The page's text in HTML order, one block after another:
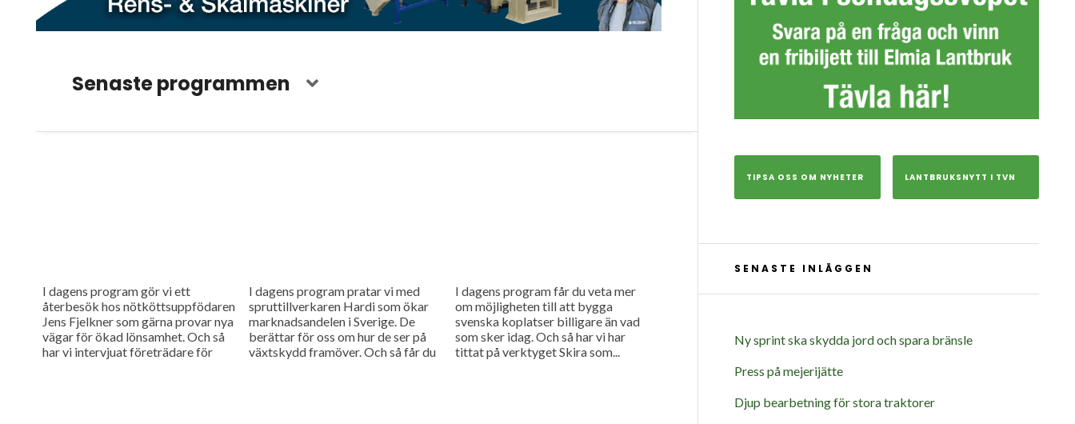
Senaste programmen
I dagens program gör vi ett
återbesök hos nötköttsuppfödaren
Jens Fjelkner som gärna provar nya
vägar för ökad lönsamhet. Och så
har vi intervjuat företrädare för
I dagens program pratar vi med
spruttillverkaren Hardi som ökar
marknadsandelen i Sverige. De
berättar för oss om hur de ser på
växtskydd framöver. Och så får du
I dagens program får du veta mer
om möjligheten till att bygga
svenska koplatser billigare än vad
som sker idag. Och så har vi har
tittat på verktyget Skira som...
TIPSA OSS OM NYHETER LANTBRUKSNYTT I TVN
SENASTE INLÄGGEN
Ny sprint ska skydda jord och spara bränsle
Press på mejerijätte
Djup bearbetning för stora traktorer